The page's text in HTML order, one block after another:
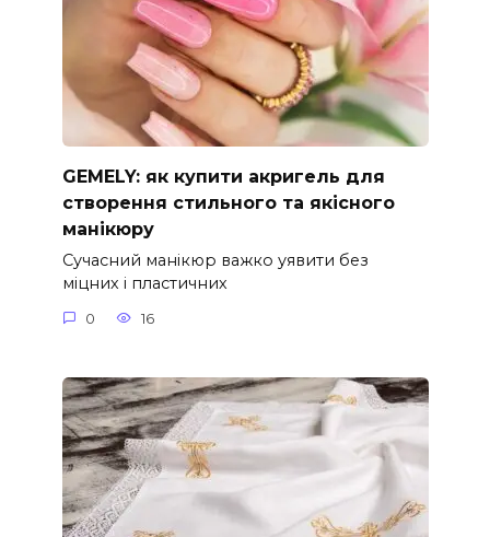
GEMELY: як купити акригель для
створення стильного та якісного
манікюру
Сучасний манікюр важко уявити без
міцних і пластичних
0 16